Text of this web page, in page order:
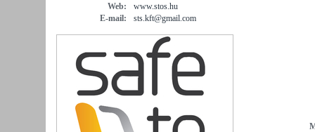
Web:
www.stos.hu
E-mail:
sts.kft@gmail.com